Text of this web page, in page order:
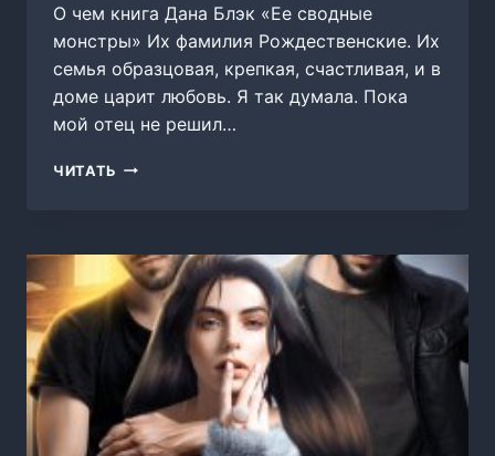
О чем книга Дана Блэк «Ее сводные
монстры» Их фамилия Рождественские. Их
семья образцовая, крепкая, счастливая, и в
доме царит любовь. Я так думала. Пока
мой отец не решил…
ЧИТАТЬ ЕЕ